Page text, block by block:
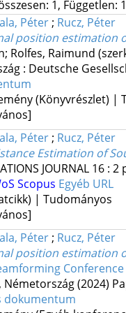
1, Független:
Péter; Rucz, Péter
position estimation
Rolfes, Raimund
: Deutsche
(Könyvrészlet) |
Péter; Rucz, Péter
Estimation of
JOURNAL 16: 2
Scopus Egyéb URL
| Tudományos
Péter; Rucz, Péter
position estimation
Conference
Németország(2024)
dokumentum